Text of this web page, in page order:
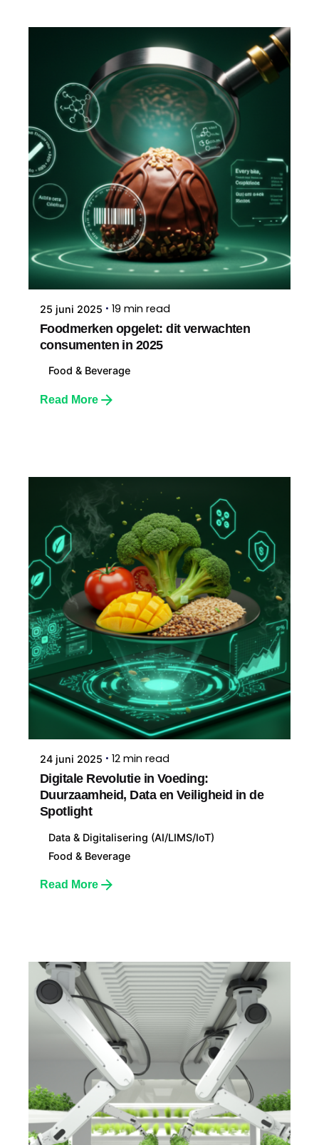
25 juni 2025 19 min read
Foodmerken opgelet: dit verwachten
consumenten in 2025
Food & Beverage
Read More
24 juni 2025 12 min read
Digitale Revolutie in Voeding:
Duurzaamheid, Data en Veiligheid in de
Spotlight
Data & Digitalisering (AI/LIMS/IoT)
Food & Beverage
Read More